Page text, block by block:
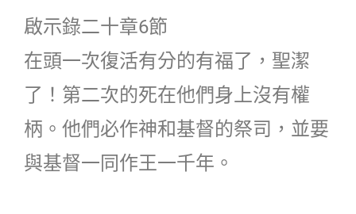
啟示錄二十章6節
在頭一次復活有分的有福了，聖潔
了！第二次的死在他們身上沒有權
柄。他們必作神和基督的祭司，並要
與基督一同作王一千年。